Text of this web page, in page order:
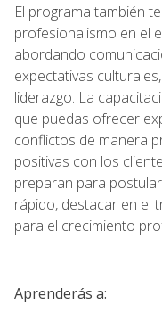
El programa también
profesionalismo en el
abordando
expectativas
liderazgo. La
que puedas ofrecer
conflictos de manera
positivas con los
preparan para
rápido, destacar en el
para el crecimiento
Aprenderás a: